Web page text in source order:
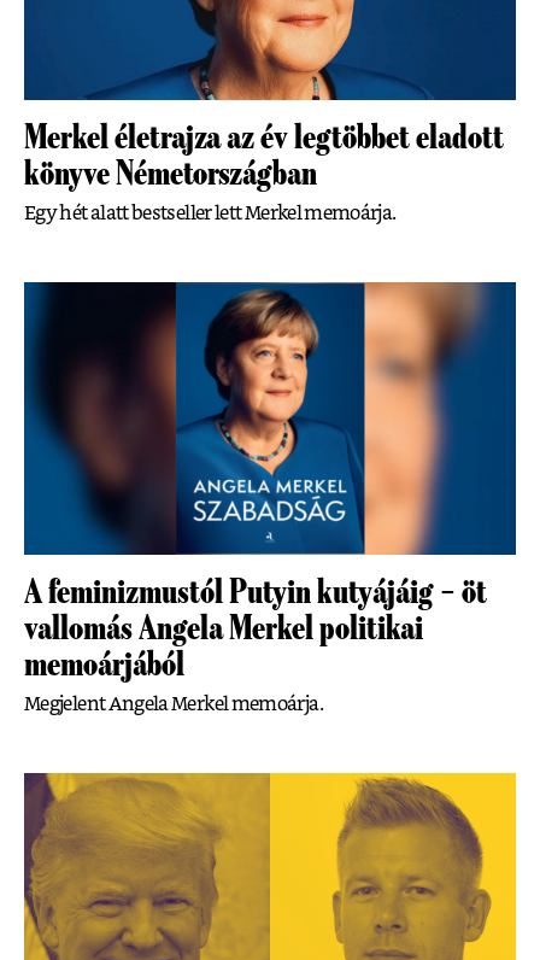
Merkel életrajza az év legtöbbet eladott
könyve Németországban
Egy hét alatt bestseller lett Merkel memoárja.
A feminizmustól Putyin kutyájáig – öt
vallomás Angela Merkel politikai
memoárjából
Megjelent Angela Merkel memoárja.